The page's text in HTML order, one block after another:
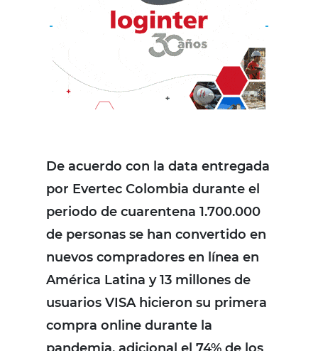
De acuerdo con la data entregada
por Evertec Colombia durante el
periodo de cuarentena 1.700.000
de personas se han convertido en
nuevos compradores en línea en
América Latina y 13 millones de
usuarios VISA hicieron su primera
compra online durante la
pandemia, adicional el 74% de los